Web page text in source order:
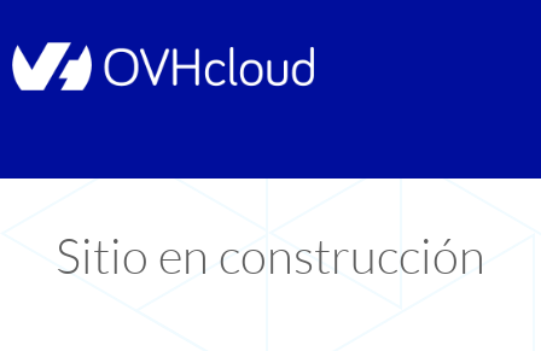
Sitio en construcción